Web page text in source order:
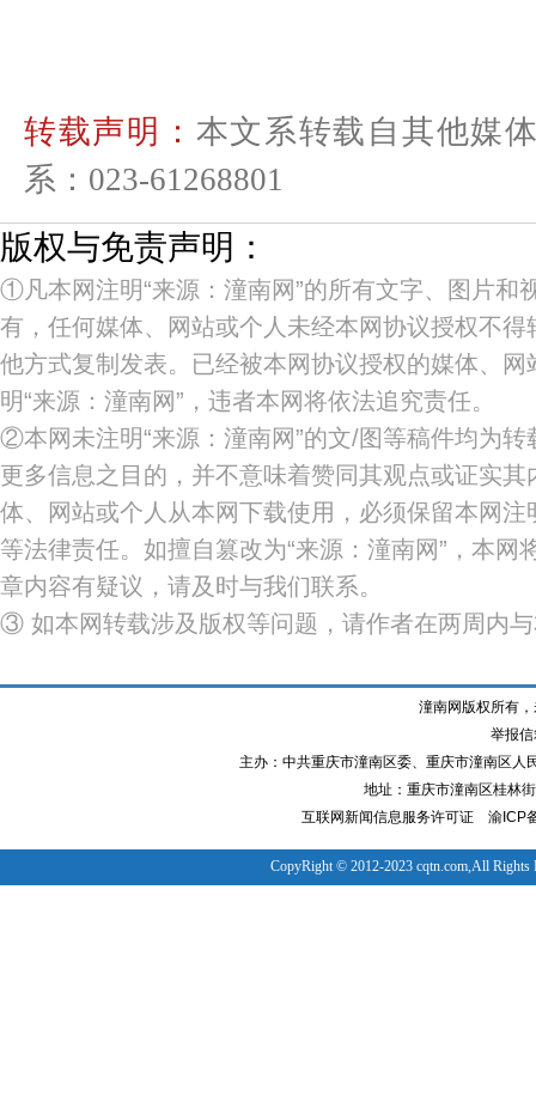
转载声明： 本文系转载自其他媒
系：023-61268801
版权与免责声明：
①凡本网注明“来源：潼南网”的所有文字、图片和
有，任何媒体、网站或个人未经本网协议授权不
他方式复制发表。已经被本网协议授权的媒体、
明“来源：潼南网”，违者本网将依法追究责任。
②本网未注明“来源：潼南网”的文/图等稿件均为
更多信息之目的，并不意味着赞同其观点或证实
体、网站或个人从本网下载使用，必须保留本网注
等法律责任。如擅自篡改为“来源：潼南网”，本网
章内容有疑议，请及时与我们联系。
③ 如本网转载涉及版权等问题，请作者在两周内
潼南网版权所有
举报
主办：中共重庆市潼南区委、重庆市潼南区
地址：重庆市潼南区桂林
互联网新闻信息服务许可证
渝ICP
CopyRight © 2012-2023 cqtn.com,All Rights